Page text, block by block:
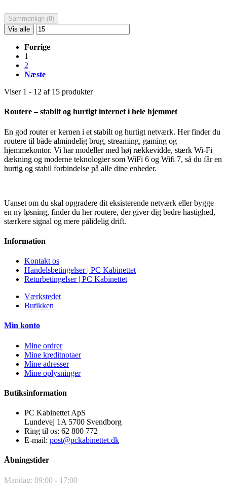
Sammenlign (0)
Vis alle
Forrige
1
2
Næste
Viser 1 - 12 af 15 produkter
Routere – stabilt og hurtigt internet i hele hjemmet
En god router er kernen i et stabilt og hurtigt netværk. Her finder du
routere til både almindelig brug, streaming, gaming og
hjemmekontor. Vi har modeller med høj rækkevidde, stærk Wi‑Fi
dækning og moderne teknologier som WiFi 6 og Wifi 7, så du får en
hurtig og stabil forbindelse på alle dine enheder.
Uanset om du skal opgradere dit eksisterende netværk eller bygge
en ny løsning, finder du her routere, der giver dig bedre hastighed,
stærkere signal og mere pålidelig drift.
Information
Kontakt os
Handelsbetingelser | PC Kabinettet
Returbetingelser | PC Kabinettet
Værkstedet
Butikken
Min konto
Mine ordrer
Mine kreditnotaer
Mine adresser
Mine oplysninger
Butiksinformation
PC Kabinettet ApS
Lundevej 1A 5700 Svendborg
Ring til os: 62 800 772
E-mail: post@pckabinettet.dk
Åbningstider
Mandag: 09:00 - 17:00